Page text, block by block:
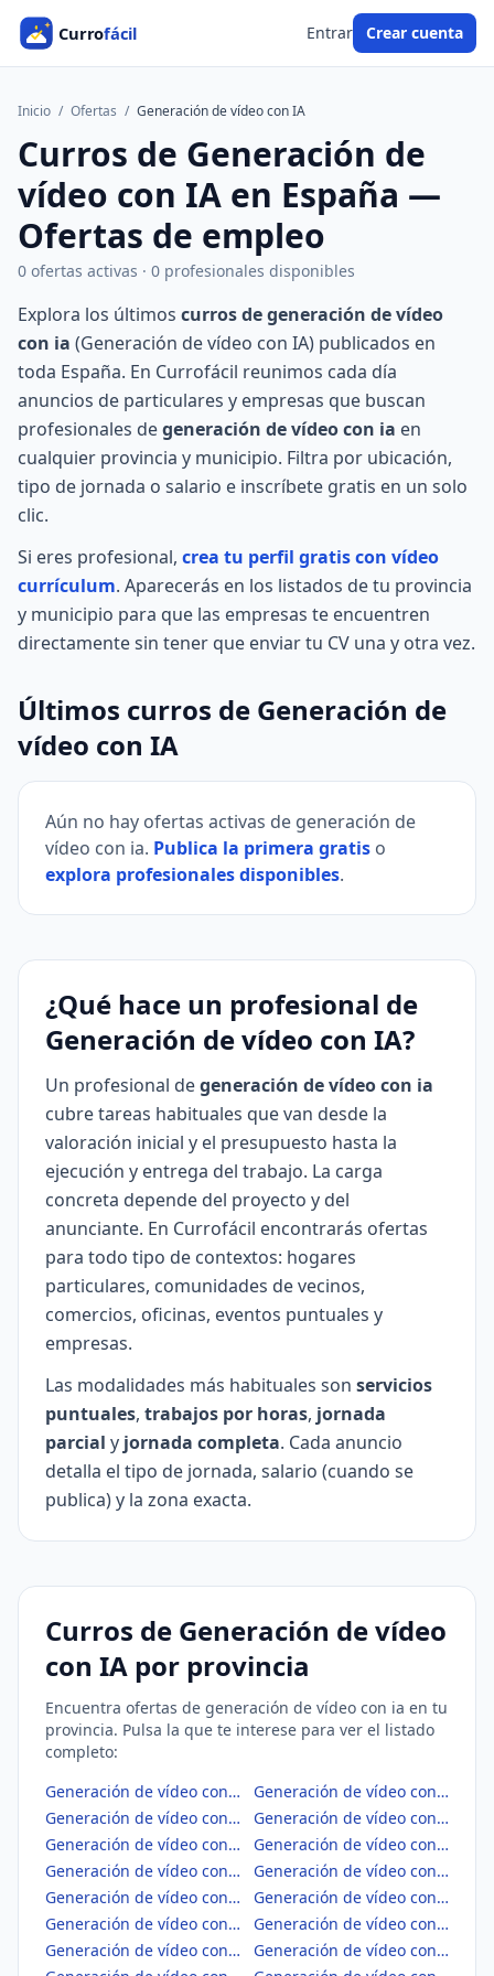
Entrar Crear cuenta
Inicio / Ofertas / Generación de vídeo con IA
Curros de Generación de
vídeo con IA en España —
Ofertas de empleo
0 ofertas activas · 0 profesionales disponibles
Explora los últimos curros de generación de vídeo
con ia (Generación de vídeo con IA) publicados en
toda España. En Currofácil reunimos cada día
anuncios de particulares y empresas que buscan
profesionales degeneración de vídeo con ia en
cualquier provincia y municipio. Filtra por ubicación,
tipo de jornada o salario e inscríbete gratis en un solo
clic.
Si eres profesional, crea tu perfil gratis con vídeo
currículum. Aparecerás en los listados de tu provincia
y municipio para que las empresas te encuentren
directamente sin tener que enviar tu CV una y otra vez.
Últimos curros de Generación de
vídeo con IA
Aún no hay ofertas activas de generación de
vídeo con ia. Publica la primera gratis o
explora profesionales disponibles.
¿Qué hace un profesional de
Generación de vídeo con IA?
Un profesional degeneración de vídeo con ia
cubre tareas habituales que van desde la
valoración inicial y el presupuesto hasta la
ejecución y entrega del trabajo. La carga
concreta depende del proyecto y del
anunciante. En Currofácil encontrarás ofertas
para todo tipo de contextos: hogares
particulares, comunidades de vecinos,
comercios, oficinas, eventos puntuales y
empresas.
Las modalidades más habituales son servicios
puntuales, trabajos por horas, jornada
parcial y jornada completa. Cada anuncio
detalla el tipo de jornada, salario (cuando se
publica) y la zona exacta.
Curros de Generación de vídeo
con IA por provincia
Encuentra ofertas de generación de vídeo con ia en tu
provincia. Pulsa la que te interese para ver el listado
completo:
Generación de vídeo con IA en Albacete
Generación de vídeo con IA en Alicante/Alacant
Generación de vídeo con IA en Almería
Generación de vídeo con IA en Araba/Álava
Generación de vídeo con IA en Asturias
Generación de vídeo con IA en Ávila
Generación de vídeo con IA en Badajoz
Generación de vídeo con IA en Balears, Illes
Generación de vídeo con IA en Barcelona
Generación de vídeo con IA en Bizkaia
Generación de vídeo con IA en Burgos
Generación de vídeo con IA en Cáceres
Generación de vídeo con IA en Cádiz
Generación de vídeo con IA en Cantabria